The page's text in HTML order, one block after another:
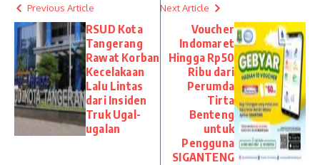
Previous Article
RSUD Kota
Tangerang
Rawat Korban
Kecelakaan
Lalu Lintas
dari Insiden
Truk Ugal-
ugalan
Next Article
Voucher
Indomaret
Hingga Rp50
Ribu dari
Perumda
Tirta
Benteng
untuk
Pengguna
SIGANTENG